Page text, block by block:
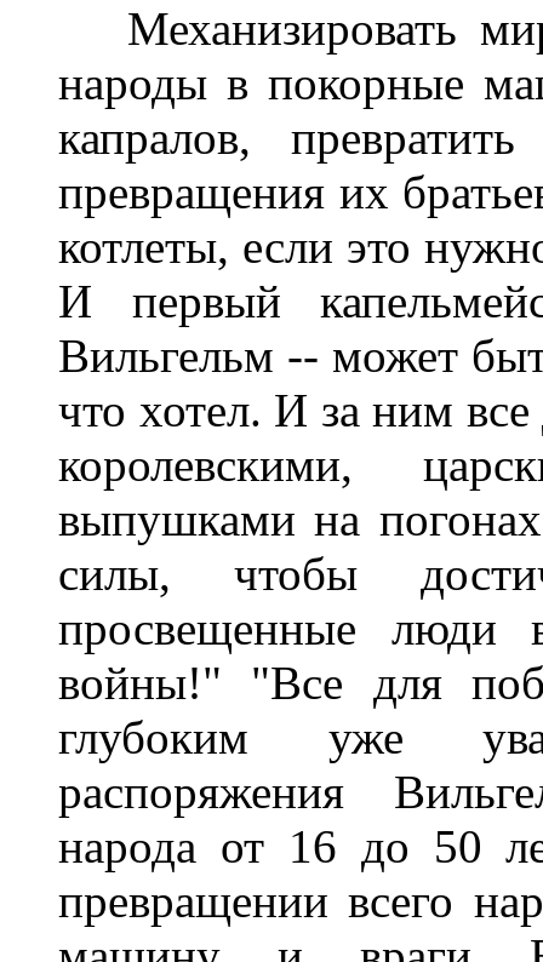
Механизировать
народы в покорные
капралов,
превращения их
котлеты, если это
И первый
Вильгельм -- может
что хотел. И за ним все
королевскими,
выпушками на
силы, чтобы
просвещенные люди
войны!" "Все для
глубоким уже
распоряжения
народа от 16 до 50
превращении всего